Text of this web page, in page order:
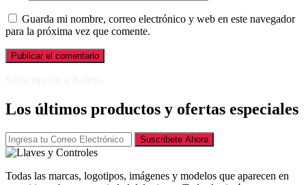
Guarda mi nombre, correo electrónico y web en este navegador
para la próxima vez que comente.
Los últimos productos y ofertas especiales
Suscribete Ahora
Todas las marcas, logotipos, imágenes y modelos que aparecen en